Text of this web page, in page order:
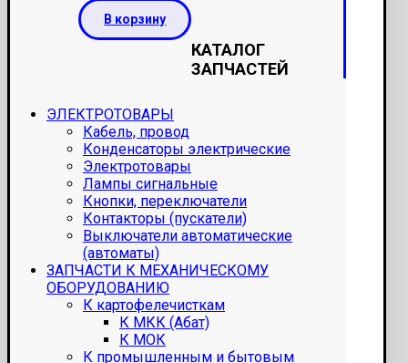
В корзину
КАТАЛОГ
ЗАПЧАСТЕЙ
ЭЛЕКТРОТОВАРЫ
Кабель, провод
Конденсаторы электрические
Электротовары
Лампы сигнальные
Кнопки, переключатели
Контакторы (пускатели)
Выключатели автоматические
(автоматы)
ЗАПЧАСТИ К МЕХАНИЧЕСКОМУ
ОБОРУДОВАНИЮ
К картофелечисткам
К МКК (Абат)
К МОК
К промышленным и бытовым